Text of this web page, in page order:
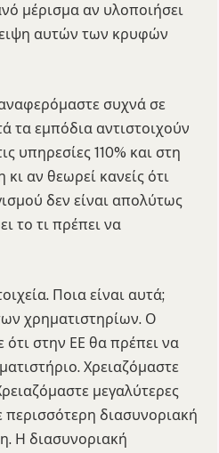
μέρισμα αν υλοποιήσει
αυτών των κρυφών
συχνά σε
τα εμπόδια αντιστοιχούν
υπηρεσίες 110% και στη
αν θεωρεί κανείς ότι
δεν είναι απολύτως
το τι πρέπει να
Ποια είναι αυτά;
χρηματιστηρίων. Ο
ότι στην ΕΕ θα πρέπει να
Χρειαζόμαστε
μεγαλύτερες
περισσότερη διασυνοριακή
Η διασυνοριακή